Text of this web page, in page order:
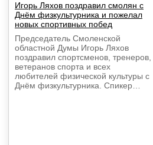
Игорь Ляхов поздравил смолян с
Днём физкультурника и пожелал
новых спортивных побед
Председатель Смоленской
областной Думы Игорь Ляхов
поздравил спортсменов, тренеров,
ветеранов спорта и всех
любителей физической культуры с
Днём физкультурника. Спикер…